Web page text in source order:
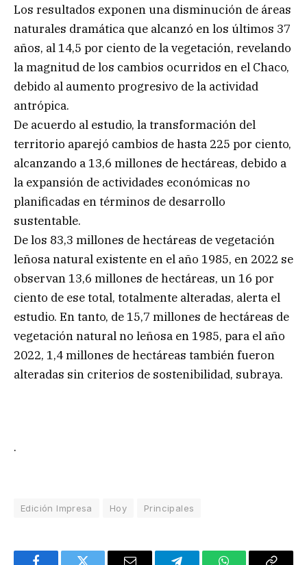
Los resultados exponen una disminución de áreas
naturales dramática que alcanzó en los últimos 37
años, al 14,5 por ciento de la vegetación, revelando
la magnitud de los cambios ocurridos en el Chaco,
debido al aumento progresivo de la actividad
antrópica.
De acuerdo al estudio, la transformación del
territorio aparejó cambios de hasta 225 por ciento,
alcanzando a 13,6 millones de hectáreas, debido a
la expansión de actividades económicas no
planificadas en términos de desarrollo
sustentable.
De los 83,3 millones de hectáreas de vegetación
leñosa natural existente en el año 1985, en 2022 se
observan 13,6 millones de hectáreas, un 16 por
ciento de ese total, totalmente alteradas, alerta el
estudio. En tanto, de 15,7 millones de hectáreas de
vegetación natural no leñosa en 1985, para el año
2022, 1,4 millones de hectáreas también fueron
alteradas sin criterios de sostenibilidad, subraya.
.
Edición Impresa Hoy Principales